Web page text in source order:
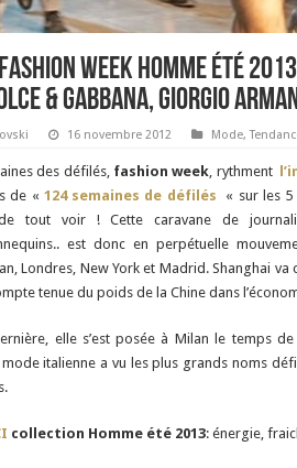
week Homme été
& Gabbana, Giorgio
16 novembre 2012 Mode,
des défilés, fashion week, rythment
de « 124 semaines de défilés « sur les
tout voir ! Cette caravane de
est donc en perpétuelle
Londres, New York et Madrid. Shanghai
tenue du poids de la Chine dans
elle s’est posée à Milan le temps de
italienne a vu les plus grands noms
collection Homme été 2013: énergie,